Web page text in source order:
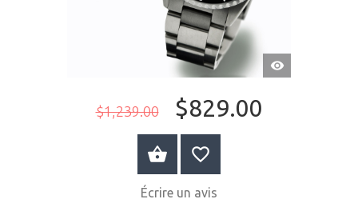
APERÇU
RAPIDE
$1,239.00 $829.00
ACHETER MAINTENANT
Écrire un avis